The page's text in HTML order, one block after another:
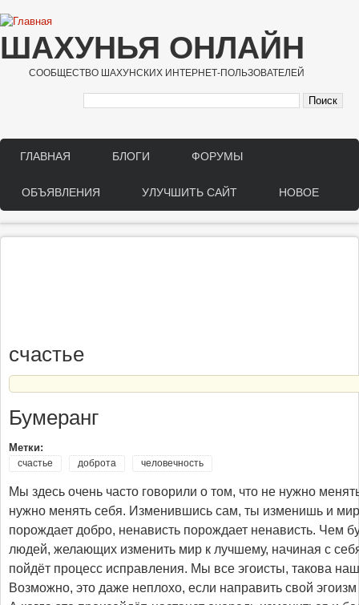
Перейти к основному содержанию
ШАХУНЬЯ ОНЛАЙН
СООБЩЕСТВО ШАХУНСКИХ ИНТЕРНЕТ-ПОЛЬЗОВАТЕЛЕЙ
Main menu
ГЛАВНАЯ БЛОГИ ФОРУМЫ
ОБЪЯВЛЕНИЯ УЛУЧШИТЬ САЙТ НОВОЕ
счастье
Бумеранг
Метки:
счастье доброта человечность
Мы здесь очень часто говорили о том, что не нужно
нужно менять себя. Изменившись сам, ты изменишь и мир
порождает добро, ненависть порождает ненависть. Чем
людей, желающих изменить мир к лучшему, начиная с
пойдёт процесс исправления. Мы все эгоисты, такова
Возможно, это даже неплохо, если направить свой